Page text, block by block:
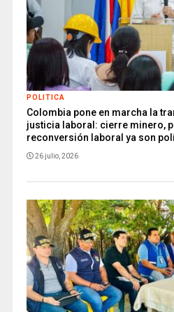
POLITICA
Colombia pone en marcha la
justicia laboral: cierre minero,
reconversión laboral ya son
26 julio, 2026